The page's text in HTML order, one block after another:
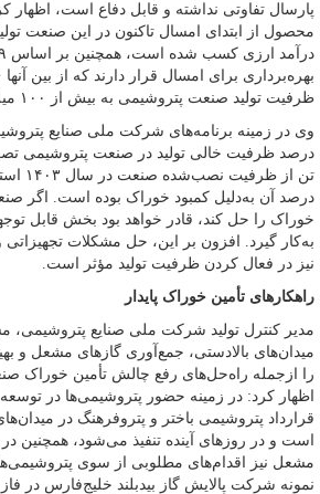
ظرفیت تولید صنعت پتروشیمی به بیش از ۱۰۰ میلیون تن می‌رسد.
درصد آن به‌دلیل کمبود خوراک بوده است. اگر
خوراک را حل کند، قادر خواهد بود بخش قابل
به‌کار گیرد. افزون بر این، حل مشکلات تجهیزاتی و
نیز در فعال کردن ظرفیت تولید مؤثر است.
راهکارهای تأمین خوراک پایدار
مدیر کنترل تولید شرکت ملی صنایع پتروشیمی،
میدان‌های بالادستی، جمع‌آوری گازهای مشعل
را ازجمله راه‌حل‌های رفع چالش تأمین خوراک
اظهار کرد: در زمینه حضور پتروشیمی‌ها در توسعه
قرارداد پتروشیمی باختر و پتروفرهنگ در
است و در روزهای آینده تنفیذ می‌شود، همچنین
مشعل نیز اقدام‌های مطلوبی از سوی